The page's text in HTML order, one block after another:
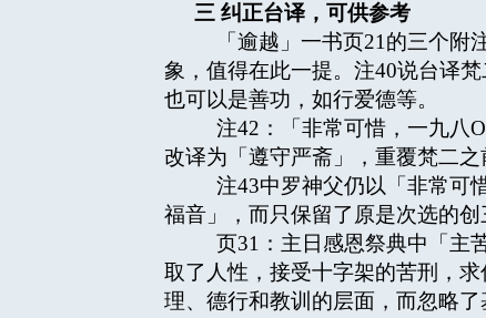
三 纠正台译，可供参考
「逾越」一书页21的三个附
象，值得在此一提。注40说台译
也可以是善功，如行爱德等。
注42：「非常可惜，一九八O
改译为「遵守严斋」，重覆梵二
注43中罗神父仍以「非常可
福音」，而只保留了原是次选的
页31：主日感恩祭典中「主
取了人性，接受十字架的苦刑，
理、德行和教训的层面，而忽略